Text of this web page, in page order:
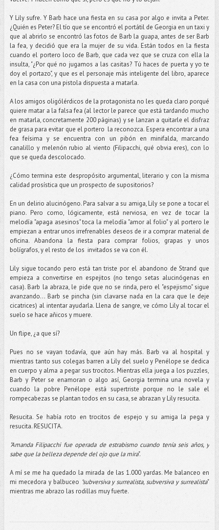
Y Lily sufre. Y Barb hace una fiesta en su casa por algo e invita a Peter.
¿Quién es Peter? El tío que se encontró el portátil de Georgia en un taxi y
que al abrirlo se encontró las fotos de Barb la guapa, antes de ser Barb
la fea, y decidió que era la mujer de su vida. Están todos en la fiesta
cuando el portero loco de Barb, que cada vez que se cruza con ella la
insulta, "¿Por qué no jugamos a las casitas? Tú haces de puerta y yo te
doy el portazo", y que es el personaje más inteligente del libro, aparece
en la casa con una pistola dispuesta a matarla.
A los amigos oligólérdicos de la protagonista no les queda claro porqué
quiere matar a la falsa fea (al lector le parece que está tardando mucho
en matarla, concretamente 200 páginas) y se lanzan a quitarle el disfraz
de grasa para evitar que el portero la reconozca. Espera encontrar a una
fea feísima y se encuentra con un pibón en minifalda, marcando
canalillo y melenón rubio al viento (Filipacchi, qué obvia eres), con lo
que se queda descolocado.
¿Cómo termina este despropósito argumental, literario y con la misma
calidad prosística que un prospecto de supositorios?
En un delirio alucinógeno. Para salvar a su amiga, Lily se pone a tocar el
piano. Pero como, lógicamente, está nerviosa, en vez de tocar la
melodía "apaga asesinos" toca la melodía "amor al folio" y al portero le
empiezan a entrar unos irrefrenables deseos de ir a comprar material de
oficina. Abandona la fiesta para comprar folios, grapas y unos
bolígrafos, y el resto de los invitados se va con él.
Lily sigue tocando pero está tan triste por el abandono de Strand que
empieza a convertirse en espejitos (no tengo setas alucinógenas en
casa). Barb la abraza, le pide que no se rinda, pero el "espejismo" sigue
avanzando... Barb se pincha (sin clavarse nada en la cara que le deje
cicatrices) al intentar ayudarla. Llena de sangre, ve cómo Lily al tocar el
suelo se hace añicos y muere.
Un flipe, ¿a que sí?
Pues no se vayan todavía, que aún hay más. Barb va al hospital y
mientras tanto sus colegas barren a Lily del suelo y Penélope se dedica
en cuerpo y alma a pegar sus trocitos. Mientras ella juega a los puzzles,
Barb y Peter se enamoran o algo así, Georgia termina una novela y
cuando la pobre Penélope está supertriste porque no le sale el
rompecabezas se plantan todos en su casa, se abrazan y Lily resucita.
Resucita. Se había roto en trocitos de espejo y su amiga la pega y
resucita. RESUCITA.
"Amanda Filipacchi fue operada de estrabismo cuando tenía seis años, y
sabe que la belleza depende del ojo que la mira".
A mí se me ha quedado la mirada de las 1.000 yardas. Me balanceo en
mi mecedora y balbuceo "subversiva y surrealista, subversiva y surrealista"
mientras me abrazo las rodillas muy fuerte.